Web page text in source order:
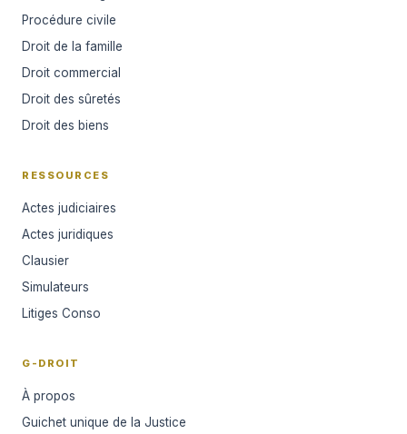
Procédure civile
Droit de la famille
Droit commercial
Droit des sûretés
Droit des biens
RESSOURCES
Actes judiciaires
Actes juridiques
Clausier
Simulateurs
Litiges Conso
G-DROIT
À propos
Guichet unique de la Justice